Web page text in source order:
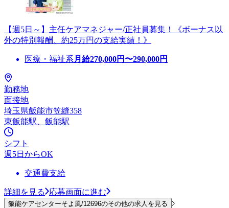
【週5日～】主任ケアマネジャー/正社員募集！《ボーナス以
外の特別報酬、約25万円の支給実績！》
医療・福祉系 月給270,000円〜290,000円
勤務地
面接地
埼玉県飯能市笠縫358
東飯能駅、飯能駅
シフト
週5日からOK
交通費支給
詳細を見る 応募画面に進む
飯能ケアセンターそよ風/12696のその他の求人を見る